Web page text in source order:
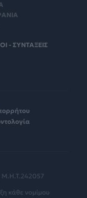
- ΣΥΝΤΑΞΕΙΣ
Μ.Η.Τ.242057
κάθε νομίμου